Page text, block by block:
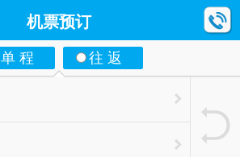
机票预订
单 程 往 返